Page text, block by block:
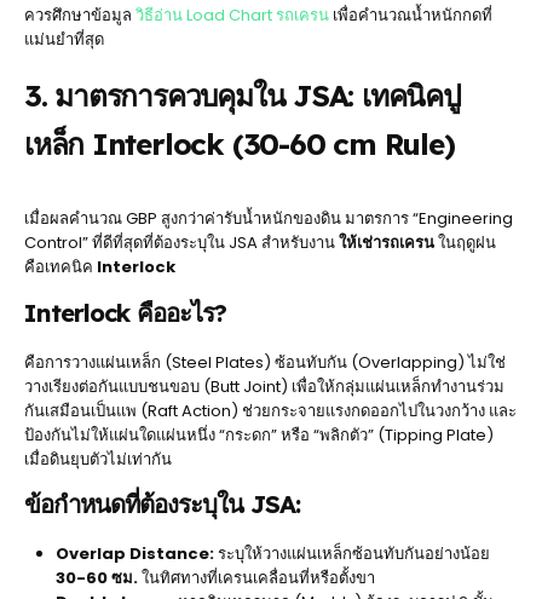
ควรศึกษาข้อมูล วิธีอ่าน Load Chart รถเครน เพื่อคำนวณน้ำหนักกดที่
แม่นยำที่สุด
3. มาตรการควบคุมใน JSA: เทคนิคปู
เหล็ก Interlock (30-60 cm Rule)
เมื่อผลคำนวณ GBP สูงกว่าค่ารับน้ำหนักของดิน มาตรการ “Engineering
Control” ที่ดีที่สุดที่ต้องระบุใน JSA สำหรับงานให้เช่ารถเครนในฤดูฝน
คือเทคนิค Interlock
Interlock คืออะไร?
คือการวางแผ่นเหล็ก (Steel Plates) ซ้อนทับกัน (Overlapping) ไม่ใช่
วางเรียงต่อกันแบบชนขอบ (Butt Joint) เพื่อให้กลุ่มแผ่นเหล็กทำงานร่วม
กันเสมือนเป็นแพ (Raft Action) ช่วยกระจายแรงกดออกไปในวงกว้าง และ
ป้องกันไม่ให้แผ่นใดแผ่นหนึ่ง “กระดก” หรือ “พลิกตัว” (Tipping Plate)
เมื่อดินยุบตัวไม่เท่ากัน
ข้อกำหนดที่ต้องระบุใน JSA:
Overlap Distance:ระบุให้วางแผ่นเหล็กซ้อนทับกันอย่างน้อย
30-60 ซม.ในทิศทางที่เครนเคลื่อนที่หรือตั้งขา